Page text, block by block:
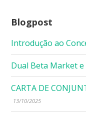
Blogpost
Introdução ao
Dual Beta Market e
CARTA DE
13/10/2025